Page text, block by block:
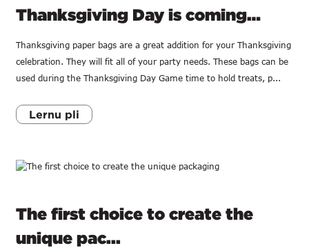
Thanksgiving Day is coming…
Thanksgiving paper bags are a great addition for your Thanksgiving
celebration. They will fit all of your party needs. These bags can be
used during the Thanksgiving Day Game time to hold treats, p...
Lernu pli
The first choice to create the
unique pac...